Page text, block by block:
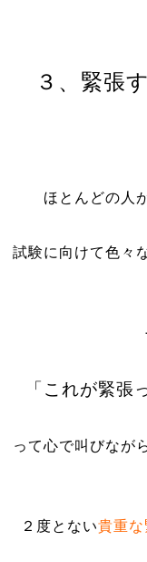
３、緊張
ほとんどの人
試験に向けて色々
「これが緊張
って心で叫びなが
２度とない貴重な